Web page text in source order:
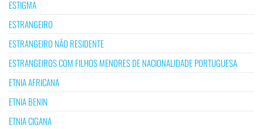
ESTIGMA
ESTRANGEIRO
ESTRANGEIRO NÃO RESIDENTE
ESTRANGEIROS COM FILHOS MENORES DE NACIONALIDADE PORTUGUESA
ETNIA AFRICANA
ETNIA BENIN
ETNIA CIGANA